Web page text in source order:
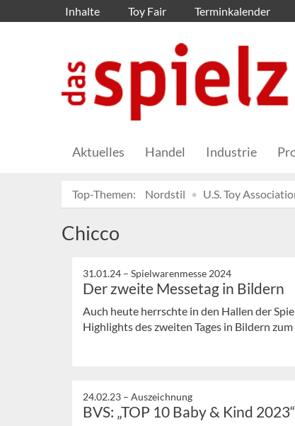
Inhalte Toy Fair Terminkalender
Aktuelles Handel Industrie
Top-Themen: Nordstil U.S. Toy
Chicco
31.01.24 – Spielwarenmesse 2024
Der zweite Messetag in Bildern
Auch heute herrschte in den Hallen der
Highlights des zweiten Tages in Bildern
24.02.23 – Auszeichnung
BVS: „TOP 10 Baby & Kind